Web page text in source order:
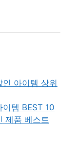
아이템 상위
템 BEST 10
제품 베스트